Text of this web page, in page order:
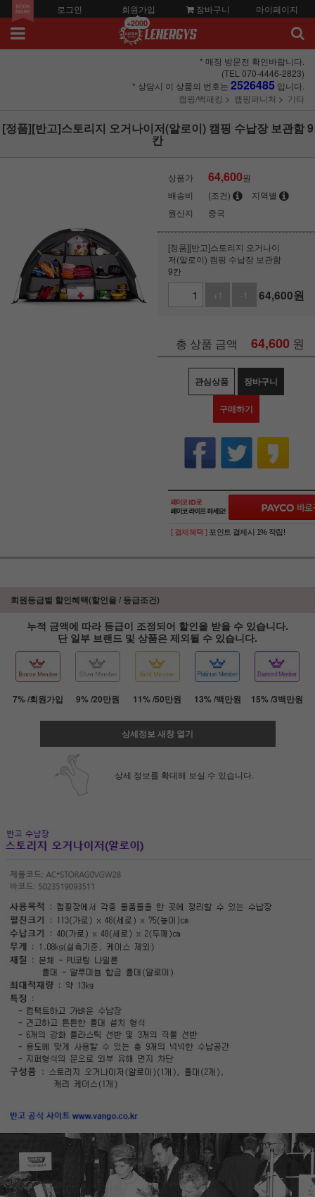
로그인 회원가입
+2000
장바구니 마이페이지
* 매장 방문전 확인바랍니다.
(TEL 070-4446-2823)
* 상담시 이 상품의 번호는 2526485 입니다.
캠핑/백패킹
캠핑퍼니처 기타
[정품][반고]스토리지 오거나이저(알로이) 캠핑 수납장 보관함 9
칸
상품가 64,600원
배송비
(조건)
지역별
원산지
중국
[정품][반고]스토리지 오거나이
저(알로이) 캠핑 수납장 보관함
9칸
+1
-1 64,600원
총 상품 금액 64,600 원
관심상품 장바구니
구매하기
[ 결제혜택 ] 포인트 결제시 1% 적립!
회원등급별 할인혜택(할인율 / 등급조건)
누적 금액에 따라 등급이 조정되어 할인을 받을 수 있습니다.
단 일부 브랜드 및 상품은 제외될 수 있습니다.
7% /회원가입 9% /20만원 11% /50만원 13% /백만원 15% /3백만원
상세정보 새창 열기
상세 정보를 확대해 보실 수 있습니다.